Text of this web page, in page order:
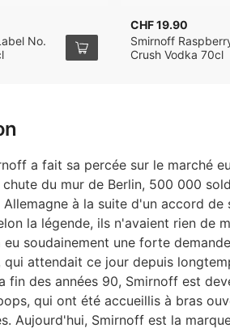
a fait sa percée sur le marché
chute du mur de Berlin, 500 000
Allemagne à la suite d'un accord de
la légende, ils n'avaient rien de
soudainement une forte
attendait ce jour depuis
fin des années 90, Smirnoff est
qui ont été accueillis à bras
Aujourd'hui, Smirnoff est la
No.
CHF 19.90
Smirnoff
Crush Vodka 70cl